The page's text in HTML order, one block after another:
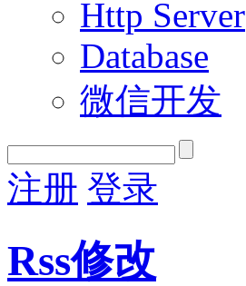
Http Server
Database
微信开发
注册 登录
Rss修改